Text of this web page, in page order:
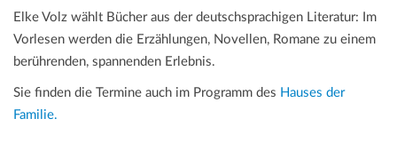
Elke Volz wählt Bücher aus der deutschsprachigen Literatur: Im
Vorlesen werden die Erzählungen, Novellen, Romane zu einem
berührenden, spannenden Erlebnis.
Sie finden die Termine auch im Programm des Hauses der
Familie.